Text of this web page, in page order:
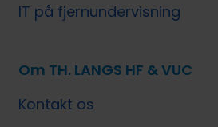
IT på fjernundervisning
Om TH. LANGS HF & VUC
Kontakt os